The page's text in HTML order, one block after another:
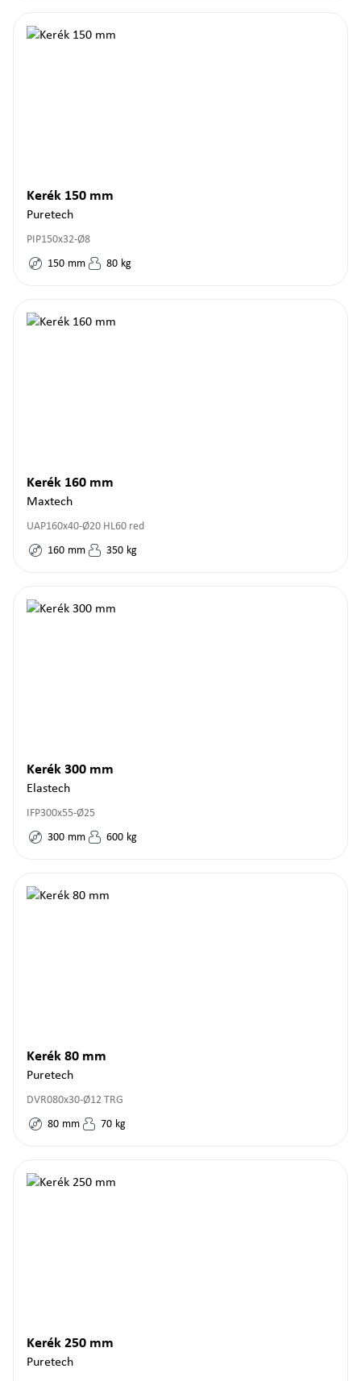
Kerék 150 mm
Puretech
PIP150x32-Ø8
150 mm 80 kg
Kerék 160 mm
Maxtech
UAP160x40-Ø20 HL60 red
160 mm 350 kg
Kerék 300 mm
Elastech
IFP300x55-Ø25
300 mm 600 kg
Kerék 80 mm
Puretech
DVR080x30-Ø12 TRG
80 mm 70 kg
Kerék 250 mm
Puretech